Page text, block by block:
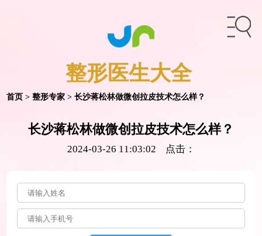
整形医生大全
首页 >整形专家 > 长沙蒋松林做微创拉皮技术怎么样？
长沙蒋松林做微创拉皮技术怎么样？
2024-03-26 11:03:02 点击：